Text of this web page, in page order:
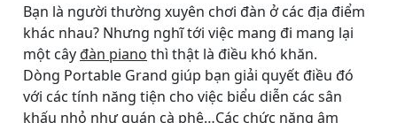
Bạn là người thường xuyên chơi đàn ở các địa điểm
khác nhau? Nhưng nghĩ tới việc mang đi mang lại
một câyđàn piano thì thật là điều khó khăn.
Dòng Portable Grand giúp bạn giải quyết điều đó
với các tính năng tiện cho việc biểu diễn các sân
khấu nhỏ như quán cà phê…Các chức năng âm